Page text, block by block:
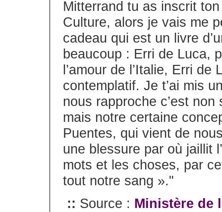
Mitterrand tu as inscrit
Culture, alors je vais me
cadeau qui est un livre
beaucoup : Erri de Luca,
l’amour de l’Italie, Erri
contemplatif. Je t’ai mis
nous rapproche c’est
mais notre certaine
Puentes, qui vient de
une blessure par où jaillit
mots et les choses, par
tout notre sang »."
:: Source : Ministère de